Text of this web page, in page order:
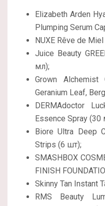
Elizabeth Arden
Plumping Serum
NUXE Rêve de
Juice Beauty
мл);
Grown Alchemist
Geranium Leaf,
DERMAdoctor
Essence Spray (30
Biore Ultra Deep
Strips (6 шт);
SMASHBOX
FINISH
Skinny Tan Instant
RMS Beauty